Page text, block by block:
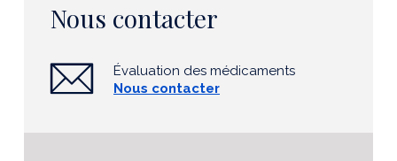
Nous contacter
Évaluation des médicaments
Nous contacter